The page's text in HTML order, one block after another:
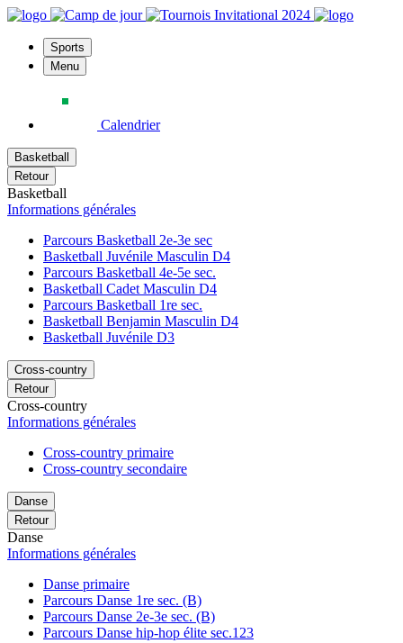
Sports
Menu
Calendrier
Basketball
Retour
Basketball
Informations générales
Parcours Basketball 2e-3e sec
Basketball Juvénile Masculin D4
Parcours Basketball 4e-5e sec.
Basketball Cadet Masculin D4
Parcours Basketball 1re sec.
Basketball Benjamin Masculin D4
Basketball Juvénile D3
Cross-country
Retour
Cross-country
Informations générales
Cross-country primaire
Cross-country secondaire
Danse
Retour
Danse
Informations générales
Danse primaire
Parcours Danse 1re sec. (B)
Parcours Danse 2e-3e sec. (B)
Parcours Danse hip-hop élite sec.123